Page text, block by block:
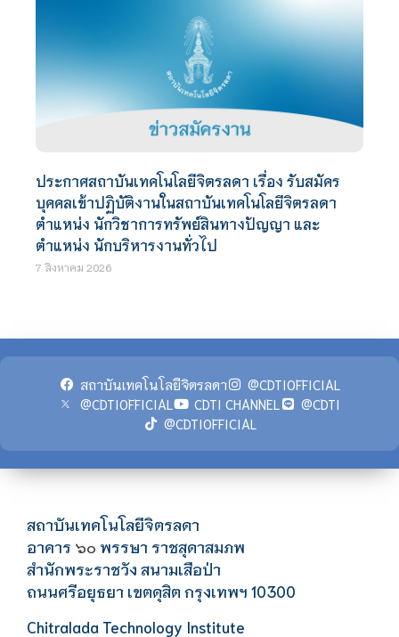
ประกาศสถาบันเทคโนโลยีจิตรลดา เรื่อง รับสมัคร
บุคคลเข้าปฏิบัติงานในสถาบันเทคโนโลยีจิตรลดา
ตำแหน่ง นักวิชาการทรัพย์สินทางปัญญา และ
ตำแหน่ง นักบริหารงานทั่วไป
7 สิงหาคม 2026
สถาบันเทคโนโลยีจิตรลดา
@CDTIOFFICIAL
@CDTIOFFICIAL
CDTI CHANNEL
@CDTI
@CDTIOFFICIAL
สถาบันเทคโนโลยีจิตรลดา
อาคาร ๖๐ พรรษา ราชสุดาสมภพ
สำนักพระราชวัง สนามเสือป่า
ถนนศรีอยุธยา เขตดุสิต กรุงเทพฯ 10300
Chitralada Technology Institute